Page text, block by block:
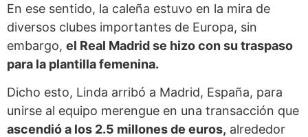
En ese sentido, la caleña estuvo en la mira de
diversos clubes importantes de Europa, sin
embargo, el Real Madrid se hizo con su traspaso
para la plantilla femenina.
Dicho esto, Linda arribó a Madrid, España, para
unirse al equipo merengue en una transacción que
ascendió a los 2.5 millones de euros, alrededor